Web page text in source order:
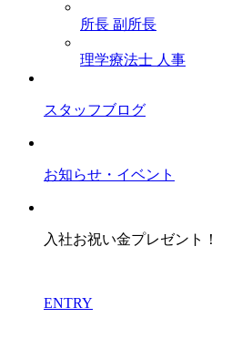
所長 副所長
理学療法士 人事
スタッフブログ
お知らせ・イベント
入社お祝い金プレゼント！
ENTRY